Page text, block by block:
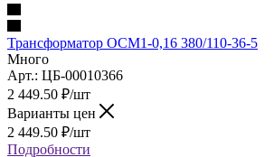
Трансформатор ОСМ1-0,16 380/110-36-5
Много
Арт.: ЦБ-00010366
2 449.50 ₽/шт
Варианты цен
2 449.50 ₽/шт
Подробности